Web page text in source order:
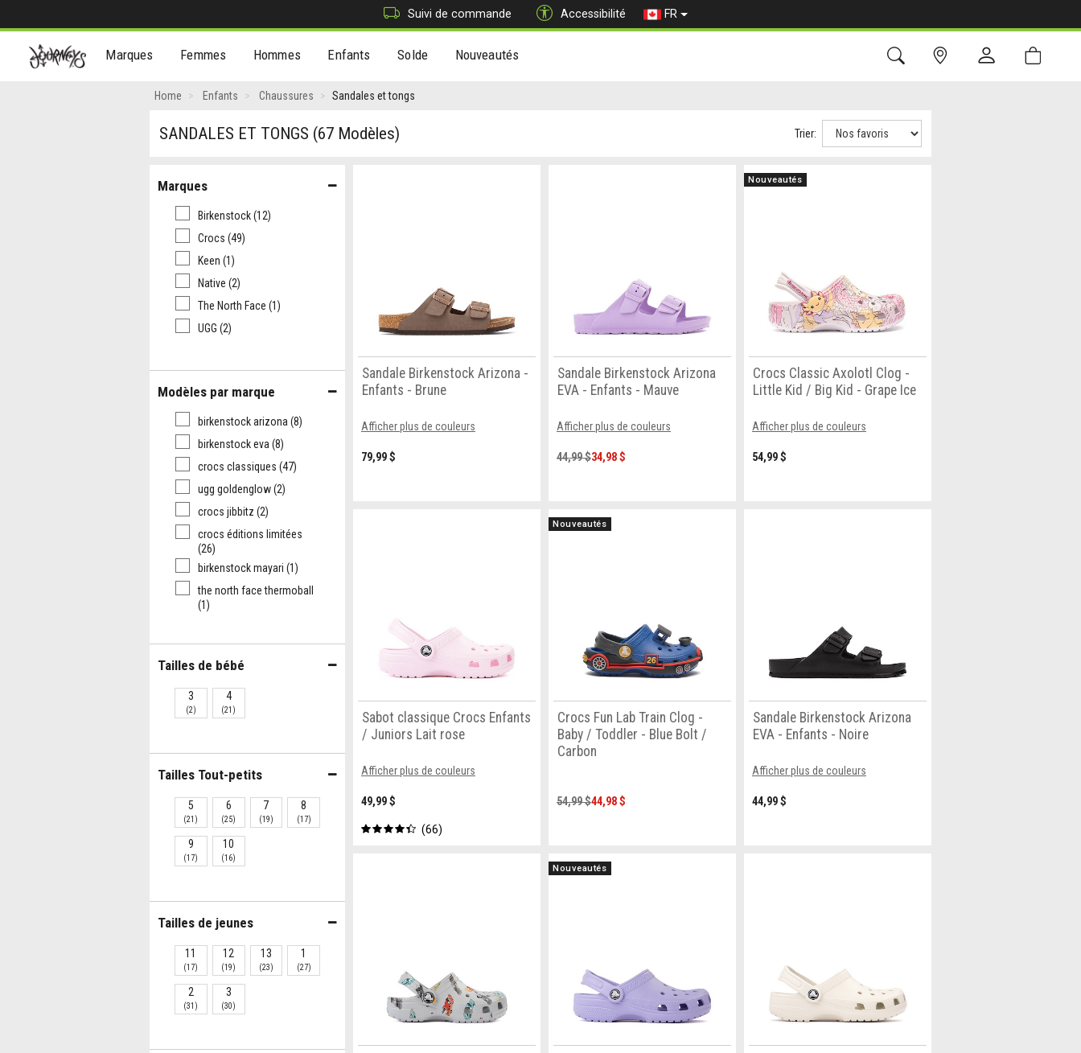
Suivi de commande Accessibilité
FR
contenu]
Marques Femmes Hommes Enfants Solde Nouveautés
Home Enfants Chaussures Sandales et tongs
SANDALES ET TONGS (67 Modèles) Trier:
Marques
Birkenstock(12)
Crocs (49)
Keen (1)
Native (2)
The North Face (1)
UGG (2)
Modèles par marque
birkenstock arizona (8)
birkenstock eva (8)
crocs classiques (47)
ugg goldenglow(2)
crocs jibbitz (2)
crocs éditions limitées
(26)
birkenstock mayari (1)
the north face thermoball
(1)
Tailles de bébé
3
(2)
4
(21)
Tailles Tout-petits
5
(21)
6
(25)
7
(19)
8
(17)
9
(17)
10
(16)
Tailles de jeunes
11
(17)
12
(19)
13
(23)
1
(27)
2
(31)
3
(30)
Sandale Birkenstock Arizona -
Enfants - Brune
Afficher plus de couleurs
79,99 $
Sandale Birkenstock Arizona
EVA - Enfants - Mauve
Afficher plus de couleurs
44,99 $34,98 $
Nouveautés
Crocs Classic Axolotl Clog -
Little Kid / Big Kid - Grape Ice
Afficher plus de couleurs
54,99 $
Sabot classique Crocs Enfants
/ Juniors Lait rose
Afficher plus de couleurs
49,99 $
66
Nouveautés
Crocs Fun Lab Train Clog -
Baby / Toddler - Blue Bolt /
Carbon
54,99 $44,98 $
Sandale Birkenstock Arizona
EVA - Enfants - Noire
Afficher plus de couleurs
44,99 $
Nouveautés